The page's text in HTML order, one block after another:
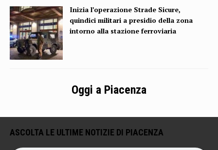
Inizia l’operazione Strade Sicure,
quindici militari a presidio della zona
intorno alla stazione ferroviaria
Oggi a Piacenza
ASCOLTA LE ULTIME NOTIZIE DI PIACENZA